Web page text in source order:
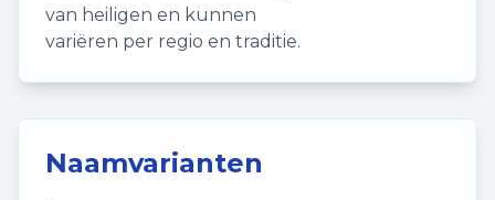
van heiligen en kunnen
variëren per regio en traditie.
Naamvarianten